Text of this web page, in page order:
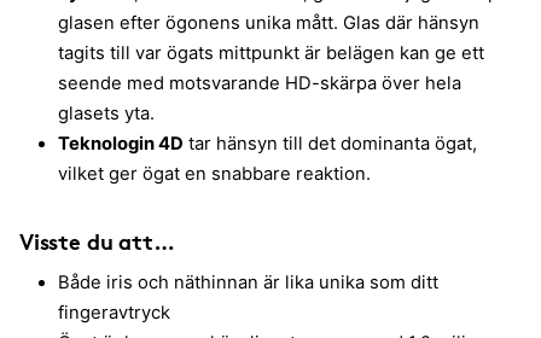
glasen efter ögonens unika mått. Glas där hänsyn
tagits till var ögats mittpunkt är belägen kan ge ett
seende med motsvarande HD-skärpa över hela
glasets yta.
Teknologin 4D tar hänsyn till det dominanta ögat,
vilket ger ögat en snabbare reaktion.
Visste du att…
Både iris och näthinnan är lika unika som ditt
fingeravtryck